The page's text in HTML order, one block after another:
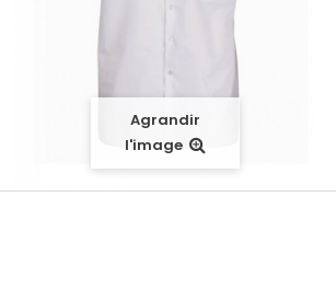
Agrandir
l'image